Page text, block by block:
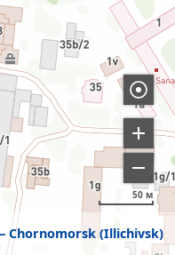
Chornomorsk (Illichivsk)
50 м